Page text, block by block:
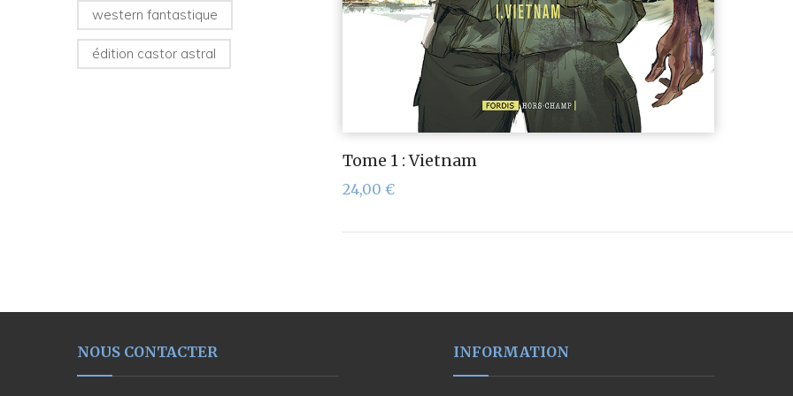
western fantastique
édition castor astral
Tome 1 : Vietnam
24,00 €
NOUS CONTACTER INFORMATION